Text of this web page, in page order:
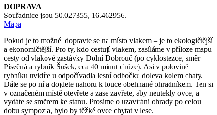
DOPRAVA
Souřadnice jsou 50.027355, 16.462956.
Mapa
Pokud je to možné, dopravte se na místo vlakem – je to ekologičtější
a ekonomičtější. Pro ty, kdo cestují vlakem, zasíláme v příloze mapu
cesty od vlakové zastávky Dolní Dobrouč (po cyklostezce, směr
Písečná a rybník Šušek, cca 40 minut chůze). Asi v polovině
rybníku uvidíte u odpočívadla lesní odbočku doleva kolem chaty.
Dáte se po ní a dojdete nahoru k louce obehnané ohradníkem. Ten si
v označeném místě otevřete a zase zavřete, aby neutekly ovce, a
vydáte se směrem ke stanu. Prosíme o uzavírání ohrady po celou
dobu sympozia, bylo by těžké ovce chytat v lese.